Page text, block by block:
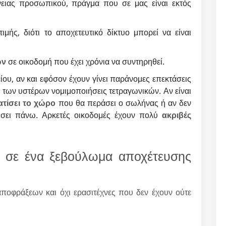
προσωπικού, πράγμα που σε μας είναι εκτός
διότι το αποχετευτικό δίκτυο μπορεί να είναι
σε οικοδομή που έχει χρόνια να συντηρηθεί.
αν και εφόσον έχουν γίνει παράνομες επεκτάσεις
υστέρων νομιμοποιήσεις τετραγωνικών. Αν είναι
το χώρο που θα περάσει ο σωλήνας ή αν δεν
πάνω. Αρκετές οικοδομές έχουν πολύ ακριβές
ένα ξεβούλωμα αποχέτευσης
και όχι ερασιτέχνες που δεν έχουν ούτε